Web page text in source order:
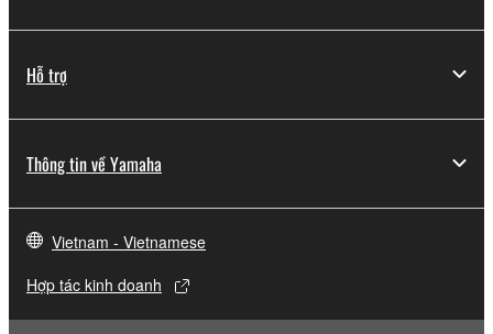
Hỗ trợ
Thông tin về Yamaha
Vietnam - Vietnamese
Hợp tác kinh doanh